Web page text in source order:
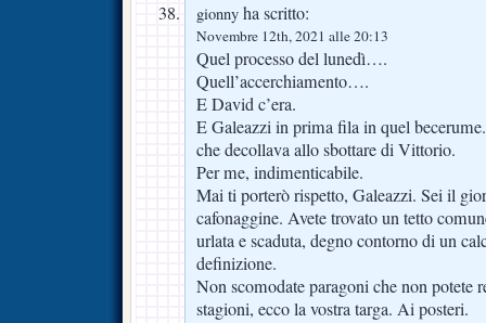
gionny ha scritto:
Novembre 12th, 2021 alle 20:13
Quel processo del lunedì….
Quell’accerchiamento….
E David c’era.
E Galeazzi in prima fila in quel
che decollava allo sbottare di Vittorio.
Per me, indimenticabile.
Mai ti porterò rispetto, Galeazzi. Sei il
cafonaggine. Avete trovato un tetto
urlata e scaduta, degno contorno di un
definizione.
Non scomodate paragoni che non
stagioni, ecco la vostra targa. Ai posteri.